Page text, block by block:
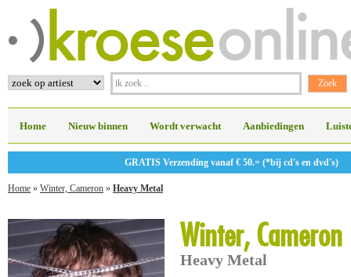
Home Nieuw binnen Wordt verwacht Aanbiedingen
GRATIS Verzending vanaf € 50.= (*bij cd's en dvd's)
Home » Winter, Cameron » Heavy Metal
Winter, Cameron
Heavy Metal